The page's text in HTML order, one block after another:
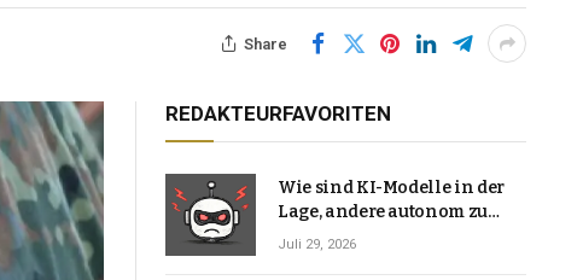
Share
REDAKTEURFAVORITEN
Wie sind KI-Modelle in der
Lage, andere autonom zu
hacken? | Technologie-News
Juli 29, 2026